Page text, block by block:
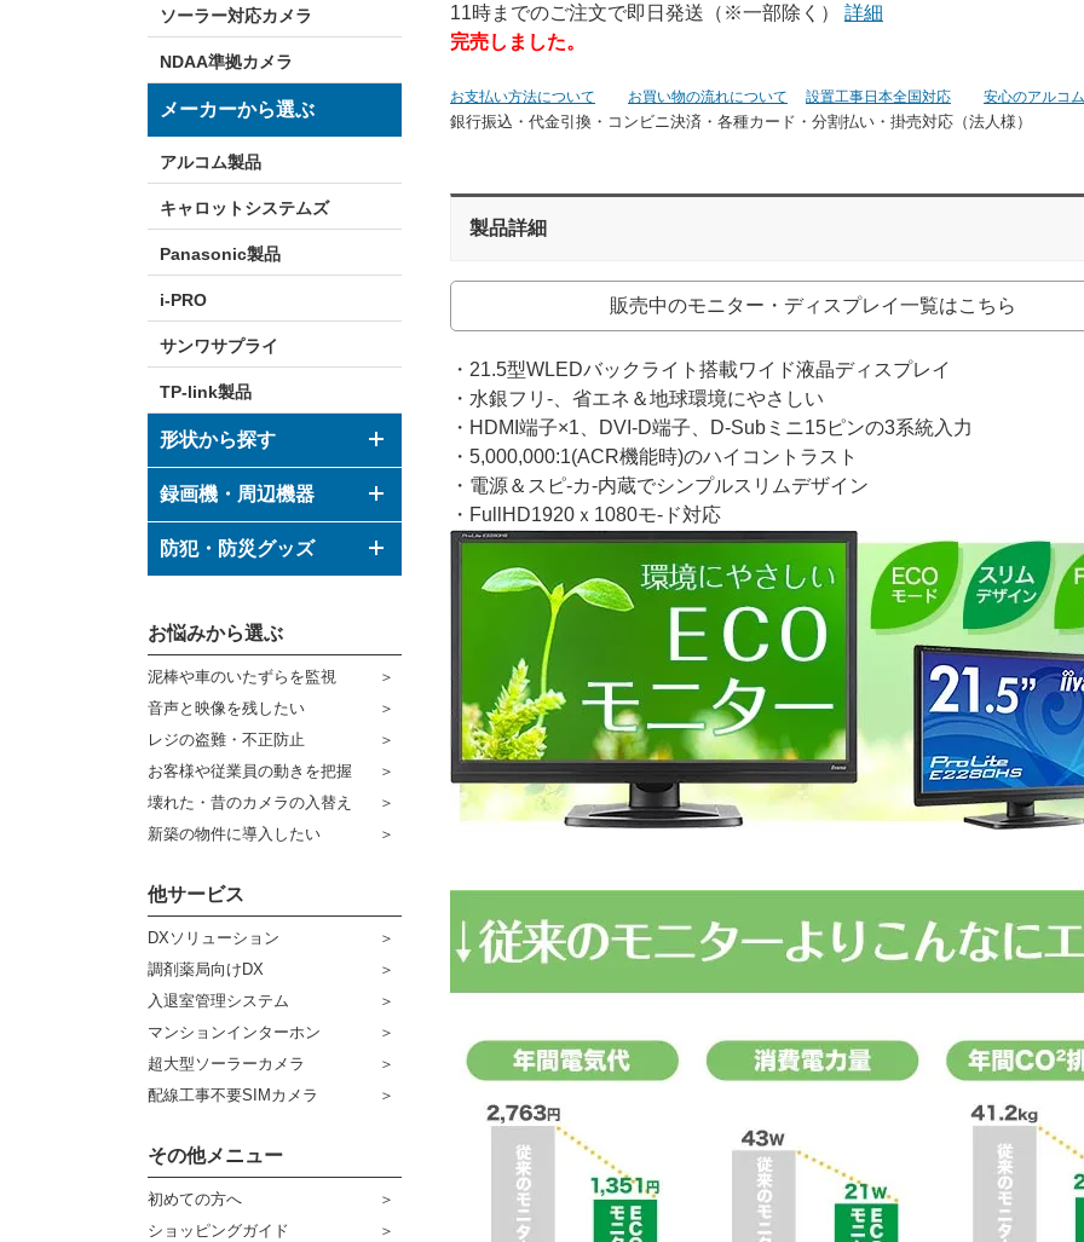
ソーラー対応カメラ
NDAA準拠カメラ
メーカーから選ぶ
アルコム製品
キャロットシステムズ
Panasonic製品
i-PRO
サンワサプライ
TP-link製品
形状から探す
ドーム型カメラ
ボックス型カメラ
その他形状のカメラ
録画機・周辺機器
デジタルレコーダー
ハウジング
ブラケット
ケーブル
コネクター
その他周辺機器
防犯・防災グッズ
防災グッズ
センサーライト・アラーム
防犯ステッカー
宅配ボックス
販売終了商品
お悩みから選ぶ
泥棒や車のいたずらを監視
音声と映像を残したい
レジの盗難・不正防止
お客様や従業員の動きを把握
壊れた・昔のカメラの入替え
新築の物件に導入したい
他サービス
DXソリューション
調剤薬局向けDX
入退室管理システム
マンションインターホン
超大型ソーラーカメラ
配線工事不要SIMカメラ
その他メニュー
初めての方へ
ショッピングガイド
11時までのご注文で即日発送（※一部除く） 詳細
完売しました。
お支払い方法について お買い物の流れについて 設置工事日本全国対応 安心のアルコ
銀行振込・代金引換・コンビニ決済・ 各種カード・分割払い・掛売対応（法人様）
製品詳細
販売中のモニター・ディスプレイ一覧はこちら
・21.5型WLEDバックライト搭載ワイド液晶ディスプレイ
・水銀フリ-、省エネ＆地球環境にやさしい
・HDMI端子×1、DVI-D端子、D-Subミニ15ピンの3系統入力
・5,000,000:1(ACR機能時)のハイコントラスト
・電源＆スピ-カ-内蔵でシンプルスリムデザイン
・FullHD1920ｘ1080モ-ド対応